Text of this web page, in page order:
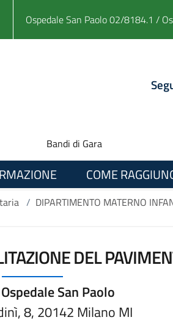
Ospedale San Paolo 02/8184.1 /
Bandi di Gara
COME
/ DIPARTIMENTO MATERNO
DEL
San Paolo
8, 20142 Milano MI